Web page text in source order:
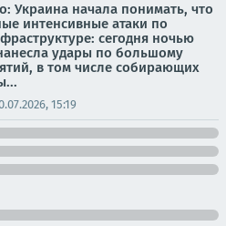
Украина начала понимать, что
интенсивные атаки по
сегодня ночью
удары по большому
в том числе собирающих
15:19